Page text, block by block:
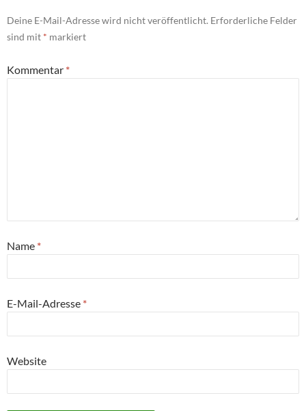
Deine E-Mail-Adresse wird nicht veröffentlicht. Erforderliche Felder
sind mit * markiert
Kommentar *
Name *
E-Mail-Adresse *
Website